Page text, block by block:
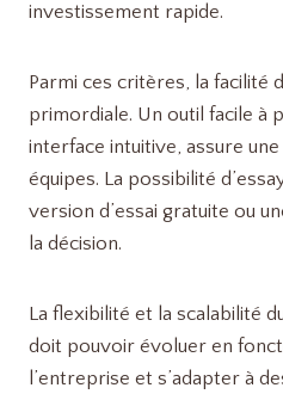
investissement rapide.
Parmi ces critères, la facilité
primordiale. Un outil facile à
interface intuitive, assure
équipes. La possibilité
version d’essai gratuite ou
la décision.
La flexibilité et la scalabilité
doit pouvoir évoluer en
l’entreprise et s’adapter à